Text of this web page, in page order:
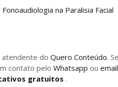
na Paralisia Facial
atendente do Quero Conteúdo.
contato pelo Whatsapp ou
gratuitos .